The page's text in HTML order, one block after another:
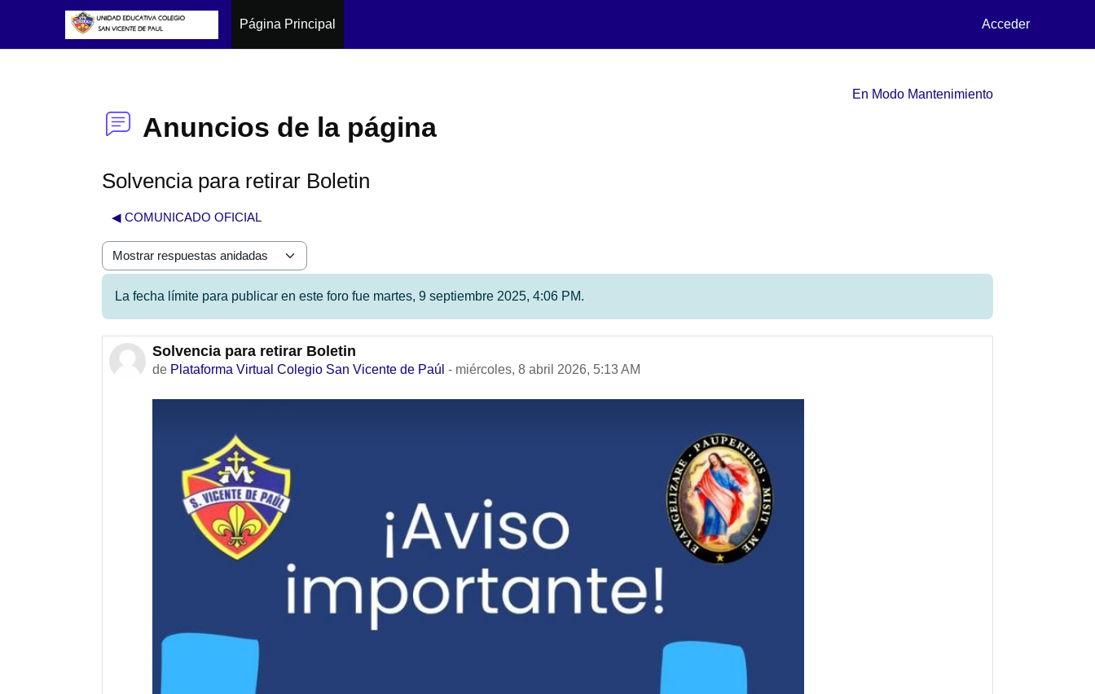
Página Principal Acceder
En Modo Mantenimiento
Anuncios de la página
Solvencia para retirar Boletin
◀︎ COMUNICADO OFICIAL
Mostrar modo
La fecha límite para publicar en este foro fue martes, 9 septiembre 2025, 4:06 PM.
Solvencia para retirar Boletin
de Plataforma Virtual Colegio San Vicente de Paúl - miércoles, 8 abril 2026, 5:13 AM
Número de respuestas: 0